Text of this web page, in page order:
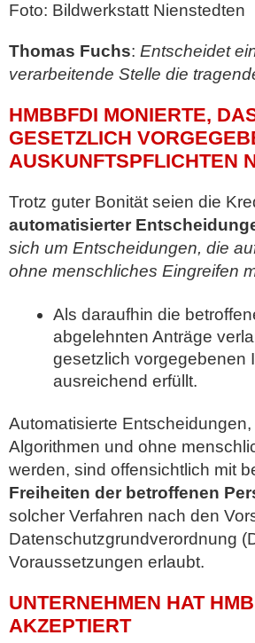
Foto: Bildwerkstatt Nienstedten
Thomas Fuchs: Entscheidet
verarbeitende Stelle die
HMBBFDI MONIERTE,
GESETZLICH
AUSKUNFTSPFLICHTEN
Trotz guter Bonität seien die
automatisierter
sich um Entscheidungen, die
ohne menschliches Eingreifen
Als daraufhin die
abgelehnten Anträge
gesetzlich vorgegebenen
ausreichend erfüllt.
Automatisierte
Algorithmen und ohne
werden, sind offensichtlich mit
Freiheiten der betroffenen
solcher Verfahren nach den
Datenschutzgrundverordnung
Voraussetzungen erlaubt.
UNTERNEHMEN HAT
KZEPTIERT